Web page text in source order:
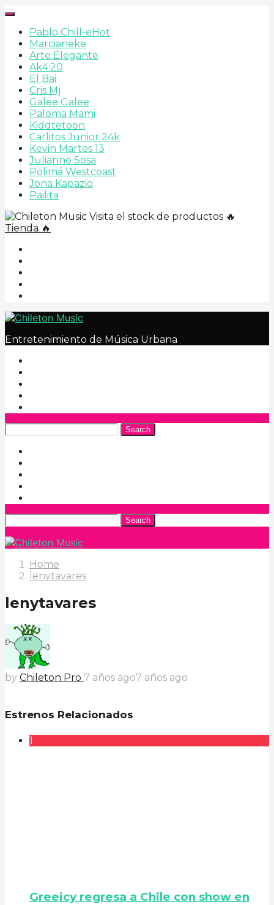
Pablo Chill-eHot
Marcianeke
Arte Elegante
Ak4:20
El Bai
Cris Mj
Galee Galee
Paloma Mami
Kiddtetoon
Carlitos Junior 24k
Kevin Martes 13
Julianno Sosa
Polimá Westcoast
Jona Kapazio
Pailita
Visita el stock de productos 🔥
Tienda 🔥
Entretenimiento de Música Urbana
Search
Search
Home
lenytavares
lenytavares
by Chileton Pro 7 años ago7 años ago
Estrenos Relacionados
1
Greeicy regresa a Chile con show en